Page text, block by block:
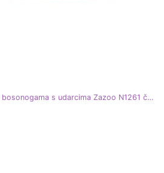
Ženske cipele od antilop s bosonogama s udarcima Zazoo N1261 čokolada smeđa